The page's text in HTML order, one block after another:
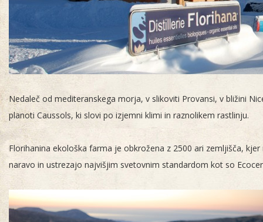
Nedaleč od mediteranskega morja, v slikoviti Provansi, v bližini
planoti Caussols, ki slovi po izjemni klimi in raznolikem rastlinju.
Florihanina ekološka farma je obkrožena z 2500 ari zemljišča,
naravo in ustrezajo najvišjim svetovnim standardom kot so